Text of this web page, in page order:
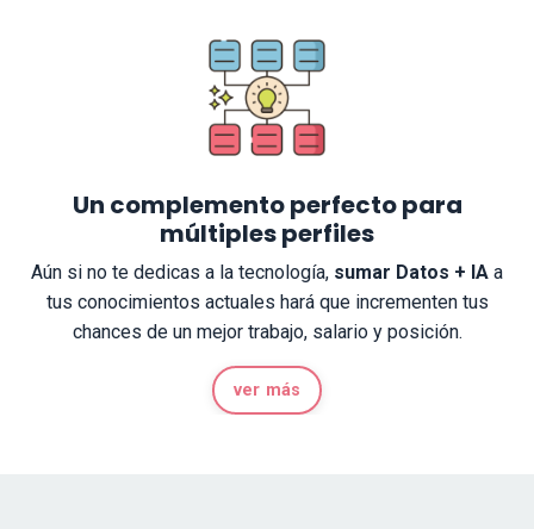
Un complemento perfecto para
múltiples perfiles
Aún si no te dedicas a la tecnología, sumar Datos + IA a
tus conocimientos actuales hará que incrementen tus
chances de un mejor trabajo, salario y posición.
ver más